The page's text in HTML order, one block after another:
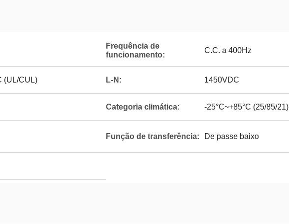
Frequência de
funcionamento:
C.C. a 400Hz
(UL/CUL) L-N: 1450VDC
Categoria climática: -25°C~+85°C (25/85/21)
Função de transferência: De passe baixo